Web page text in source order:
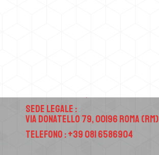
Sede Legale :
Via Donatello 79, 00196 Roma (RM)
Telefono : +39 081 6586904